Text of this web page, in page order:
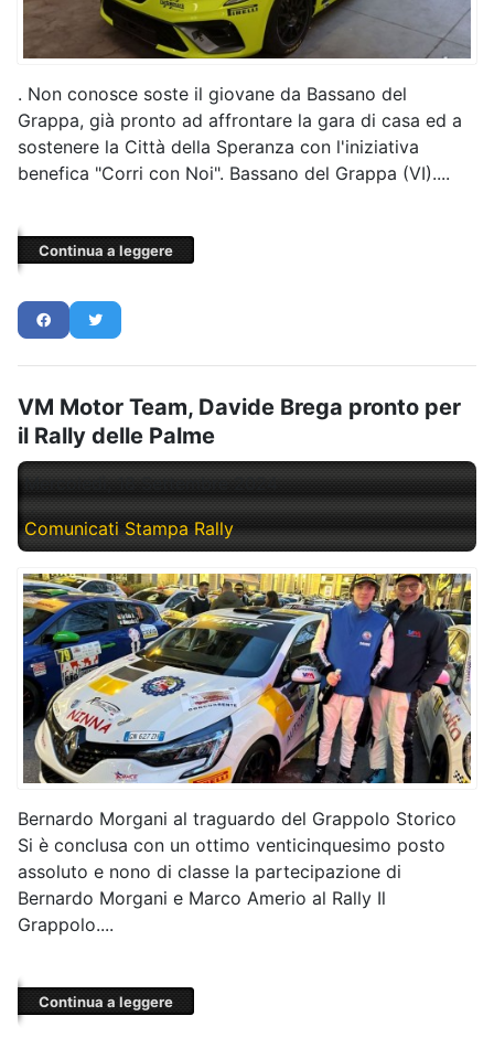
. Non conosce soste il giovane da Bassano del
Grappa, già pronto ad affrontare la gara di casa ed a
sostenere la Città della Speranza con l'iniziativa
benefica "Corri con Noi". Bassano del Grappa (VI)....
Continua a leggere
VM Motor Team, Davide Brega pronto per
il Rally delle Palme
Mercoledì, 18 Settembre 2024
Comunicati Stampa Rally
Bernardo Morgani al traguardo del Grappolo Storico
Si è conclusa con un ottimo venticinquesimo posto
assoluto e nono di classe la partecipazione di
Bernardo Morgani e Marco Amerio al Rally Il
Grappolo....
Continua a leggere